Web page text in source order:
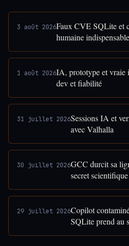
3 août 2026Faux CVE SQLite et
humaine indispensable
1 août 2026IA, prototype et vraie
dev et fiabilité
31 juillet 2026Sessions IA et
avec Valhalla
30 juillet 2026GCC durcit sa
secret scientifique
29 juillet 2026Copilot
SQLite prend au